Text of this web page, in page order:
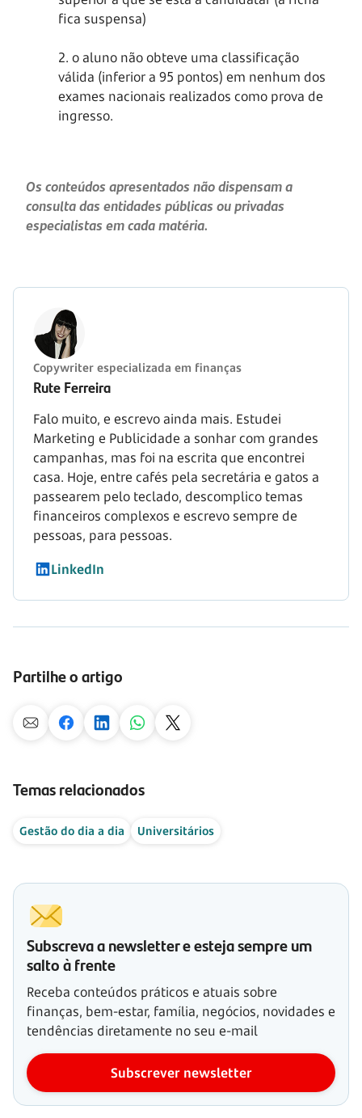
fica suspensa)
2. o aluno não obteve uma classificação
válida (inferior a 95 pontos) em nenhum dos
exames nacionais realizados como prova de
ingresso.
Os conteúdos apresentados não dispensam a
consulta das entidades públicas ou privadas
especialistas em cada matéria.
Copywriter especializada em finanças
Rute Ferreira
Falo muito, e escrevo ainda mais. Estudei
Marketing e Publicidade a sonhar com grandes
campanhas, mas foi na escrita que encontrei
casa. Hoje, entre cafés pela secretária e gatos a
passearem pelo teclado, descomplico temas
financeiros complexos e escrevo sempre de
pessoas, para pessoas.
LinkedIn
Partilhe o artigo
Temas relacionados
Gestão do dia a dia Universitários
Subscreva a newsletter e esteja sempre um
salto à frente
Receba conteúdos práticos e atuais sobre
finanças, bem-estar, família, negócios, novidades e
tendências diretamente no seu e-mail
Subscrever newsletter